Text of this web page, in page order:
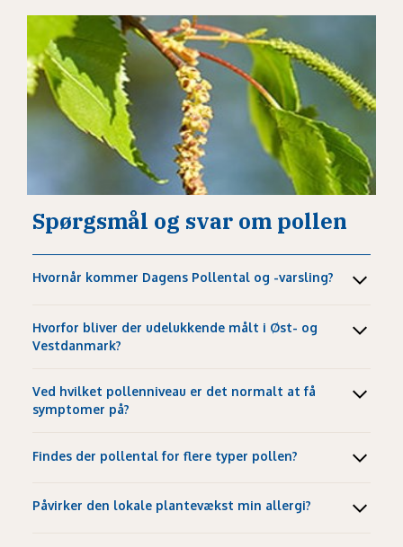
Spørgsmål og svar om pollen
Hvornår kommer Dagens Pollental og -varsling?
Hvorfor bliver der udelukkende målt i Øst- og
Vestdanmark?
Ved hvilket pollenniveau er det normalt at få
symptomer på?
Findes der pollental for flere typer pollen?
Påvirker den lokale plantevækst min allergi?